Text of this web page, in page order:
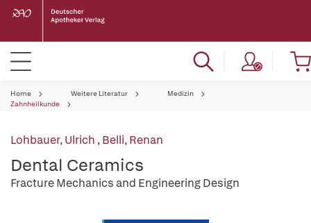
Home Weitere Literatur
Medizin
Zahnheilkunde
Lohbauer, Ulrich ,Belli, Renan
Dental Ceramics
Fracture Mechanics and Engineering Design